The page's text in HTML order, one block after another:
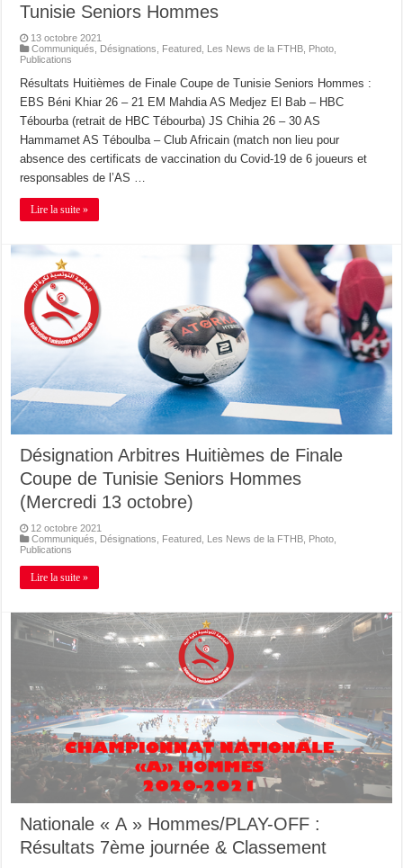
Tunisie Seniors Hommes
13 octobre 2021
Communiqués
Désignations Featured Les News de la FTHB Photo
Publications
Résultats Huitièmes de Finale Coupe de Tunisie Seniors Hommes :
EBS Béni Khiar 26 – 21 EM Mahdia AS Medjez El Bab – HBC
Tébourba (retrait de HBC Tébourba) JS Chihia 26 – 30 AS
Hammamet AS Téboulba – Club Africain (match non lieu pour
absence des certificats de vaccination du Covid-19 de 6 joueurs et
responsables de l’AS …
Lire la suite »
Désignation Arbitres Huitièmes de Finale
Coupe de Tunisie Seniors Hommes
(Mercredi 13 octobre)
12 octobre 2021
Communiqués
Désignations Featured Les News de la FTHB Photo
Publications
Lire la suite »
Nationale « A » Hommes/PLAY-OFF :
Résultats 7ème journée & Classement